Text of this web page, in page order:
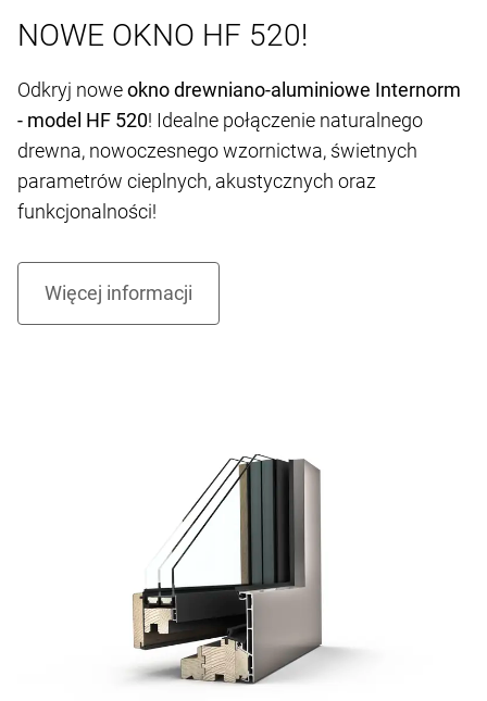
NOWE OKNO HF 520!
Odkryj noweokno drewniano-aluminiowe Internorm
- model HF 520! Idealne połączenie naturalnego
drewna, nowoczesnego wzornictwa, świetnych
parametrów cieplnych, akustycznych oraz
funkcjonalności!